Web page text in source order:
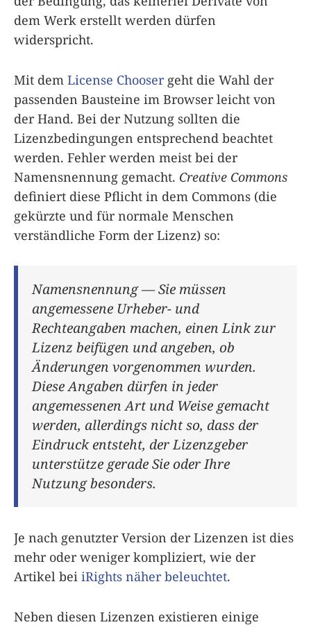
dem Werk erstellt werden dürfen
widerspricht.
Mit dem License Choosergeht die Wahl der
passenden Bausteine im Browser leicht von
der Hand. Bei der Nutzung sollten die
Lizenzbedingungen entsprechend beachtet
werden. Fehler werden meist bei der
Namensnennung gemacht. Creative Commons
definiert diese Pflicht in dem Commons (die
gekürzte und für normale Menschen
verständliche Form der Lizenz) so:
Namensnennung — Sie müssen
angemessene Urheber- und
Rechteangaben machen, einen Link zur
Lizenz beifügen und angeben, ob
Änderungen vorgenommen wurden.
Diese Angaben dürfen in jeder
angemessenen Art und Weise gemacht
werden, allerdings nicht so, dass der
Eindruck entsteht, der Lizenzgeber
unterstütze gerade Sie oder Ihre
Nutzung besonders.
Je nach genutzter Version der Lizenzen ist dies
mehr oder weniger kompliziert, wie der
Artikel bei iRights näher beleuchtet.
Neben diesen Lizenzen existieren einige